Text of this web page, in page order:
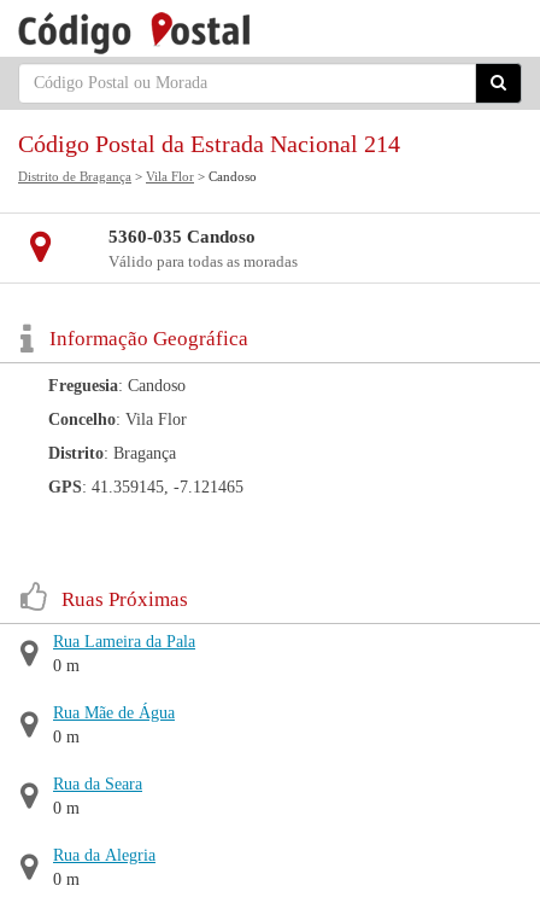
Código Postal da Estrada Nacional 214
Distrito de Bragança > Vila Flor > Candoso
5360-035 Candoso
Válido para todas as moradas
Informação Geográfica
Freguesia: Candoso
Concelho: Vila Flor
Distrito: Bragança
GPS: 41.359145, -7.121465
Ruas Próximas
Rua Lameira da Pala
0 m
Rua Mãe de Água
0 m
Rua da Seara
0 m
Rua da Alegria
0 m